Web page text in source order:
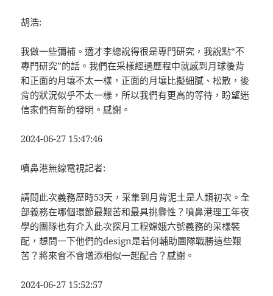
胡浩:
我做一些彌補。適才李總說得很是專門研究，我說點“不
專門研究”的話。我們在采樣經過歷程中就感到月球後背
和正面的月壤不太一樣，正面的月壤比擬細膩、松散，後
背的狀況似乎不太一樣，所以我們有更高的等待，盼望迷
信家們有新的發明。感謝。
2024-06-27 15:47:46
噴鼻港無線電視記者:
請問此次義務歷時53天，采集到月背泥土是人類初次。全
部義務在哪個環節最艱苦和最具挑釁性？噴鼻港理工年夜
學的團隊也有介入此次探月工程嫦娥六號義務的采樣裝
配，想問一下他們的design是若何輔助團隊戰勝這些艱
苦？將來會不會增添相似一起配合？感謝。
2024-06-27 15:52:57